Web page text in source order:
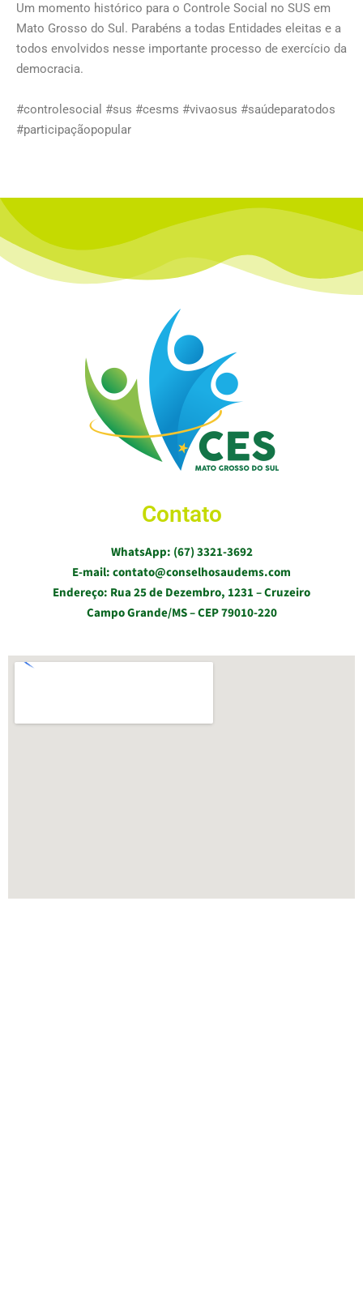
Um momento histórico para o Controle Social no SUS em
Mato Grosso do Sul. Parabéns a todas Entidades eleitas e a
todos envolvidos nesse importante processo de exercício da
democracia.
#controlesocial #sus #cesms #vivaosus #saúdeparatodos
#participaçãopopular
Contato
WhatsApp: (67) 3321-3692
E-mail: contato@conselhosaudems.com
Endereço: Rua 25 de Dezembro, 1231 – Cruzeiro
Campo Grande/MS – CEP 79010-220